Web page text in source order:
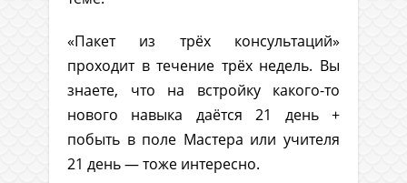
«Пакет из трёх консультаций»
проходит в течение трёх недель. Вы
знаете, что на встройку какого-то
нового навыка даётся 21 день +
побыть в поле Мастера или учителя
21 день — тоже интересно.